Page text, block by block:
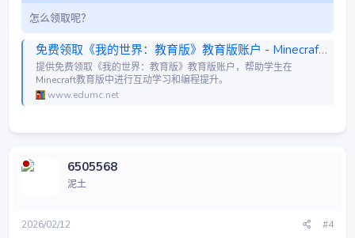
怎么领取呢？
免费领取《我的世界：教育版》教育版账户 - Minecraft教育版平台
提供免费领取《我的世界：教育版》教育版账户，帮助学生在
Minecraft教育版中进行互动学习和编程提升。
www.edumc.net
6505568
泥土
2026/02/12 #4